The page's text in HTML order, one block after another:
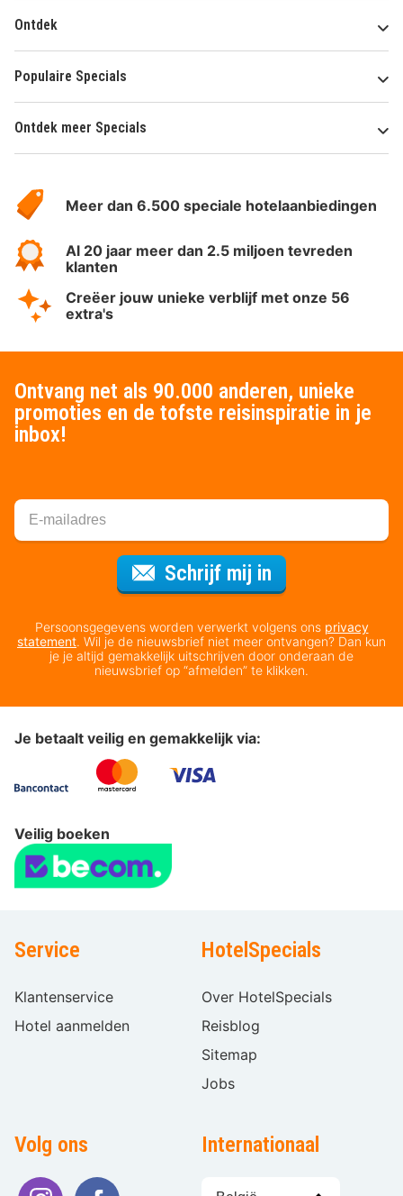
Ontdek
Populaire Specials
Ontdek meer Specials
HotelSpecials
Meer dan 6.500 speciale hotelaanbiedingen
Al 20 jaar meer dan 2.5 miljoen tevreden
klanten
Creëer jouw unieke verblijf met onze 56
extra's
Ontvang net als 90.000 anderen, unieke
promoties en de tofste reisinspiratie in je
inbox!
Schrijf mij in
Persoonsgegevens worden verwerkt volgens ons privacy
statement. Wil je de nieuwsbrief niet meer ontvangen? Dan kun
je je altijd gemakkelijk uitschrijven door onderaan de
nieuwsbrief op “afmelden” te klikken.
Je betaalt veilig en gemakkelijk via:
Veilig boeken
Service
Klantenservice
Hotel aanmelden
HotelSpecials
Over HotelSpecials
Reisblog
Sitemap
Jobs
Volg ons Internationaal